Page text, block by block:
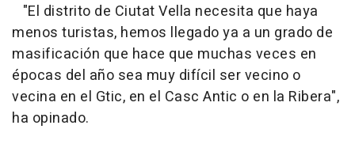
"El distrito de Ciutat Vella necesita que haya
menos turistas, hemos llegado ya a un grado de
masificación que hace que muchas veces en
épocas del año sea muy difícil ser vecino o
vecina en el Gtic, en el Casc Antic o en la Ribera",
ha opinado.